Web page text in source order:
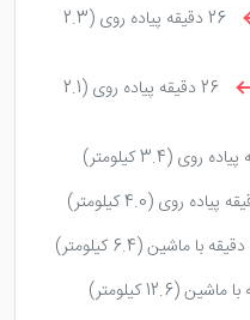
26 دقیقه پیاده روی
(2.3
26 دقیقه پیاده روی
(2.1
(3.4 کیلومتر)
(4.0 کیلومتر)
(6.4 کیلومتر)
(12.6 کیلومتر)